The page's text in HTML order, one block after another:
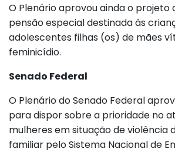
O Plenário aprovou ainda o projeto
pensão especial destinada às
adolescentes filhas (os) de mães
feminicídio.
Senado Federal
O Plenário do Senado Federal
para dispor sobre a prioridade no
mulheres em situação de violência
familiar pelo Sistema Nacional de